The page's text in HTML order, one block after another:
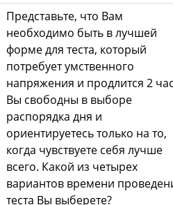
Представьте, что Вам
необходимо быть в лучшей
форме для теста, который
потребует умственного
напряжения и продлится 2
Вы свободны в выборе
распорядка дня и
ориентируетесь только на то,
когда чувствуете себя лучше
всего. Какой из четырех
вариантов времени
теста Вы выберете?